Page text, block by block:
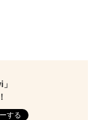
する